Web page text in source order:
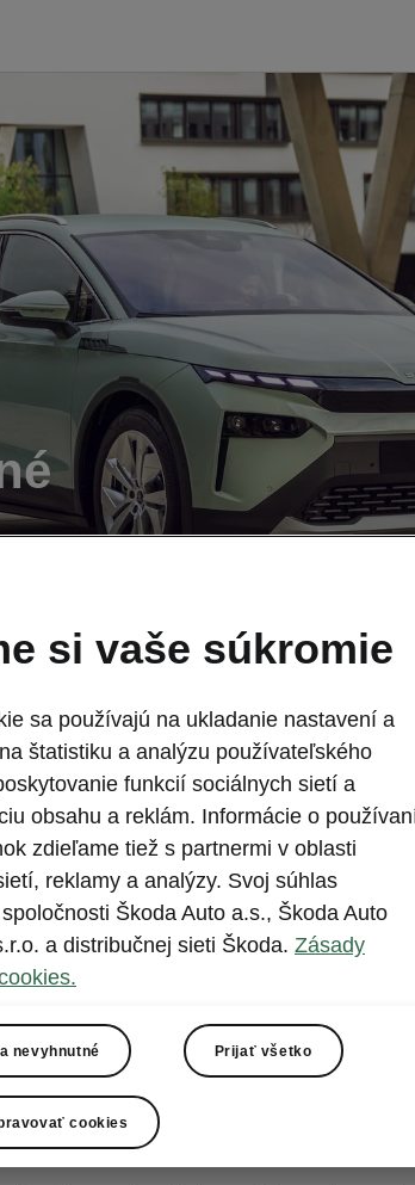
máme počas celého roka k dispozícii
Presvedčte sa sami, možno máme výhodnú
spoločnosti
si vaše súkromie
sa používajú na ukladanie nastavení a
štatistiku a analýzu používateľského
funkcií sociálnych sietí a
obsahu a reklám. Informácie o
zdieľame tiež s partnermi v oblasti
reklamy a analýzy. Svoj súhlas
Škoda Auto a.s., Škoda Auto
a distribučnej sieti Škoda. Zásady
nevyhnutné Prijať všetko
cookies